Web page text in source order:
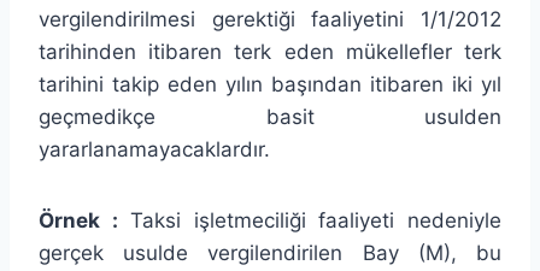
vergilendirilmesi gerektiği faaliyetini 1/1/2012
tarihinden itibaren terk eden mükellefler terk
tarihini takip eden yılın başından itibaren iki yıl
geçmedikçe basit usulden
yararlanamayacaklardır.
Örnek : Taksi işletmeciliği faaliyeti nedeniyle
gerçek usulde vergilendirilen Bay (M), bu